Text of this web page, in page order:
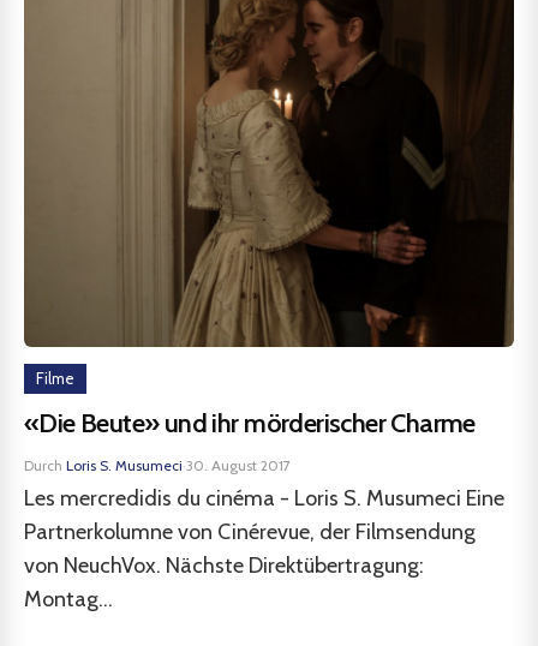
Filme
«Die Beute» und ihr mörderischer Charme
Durch Loris S. Musumeci·30. August 2017
Les mercredidis du cinéma - Loris S. Musumeci Eine
Partnerkolumne von Cinérevue, der Filmsendung
von NeuchVox. Nächste Direktübertragung:
Montag...